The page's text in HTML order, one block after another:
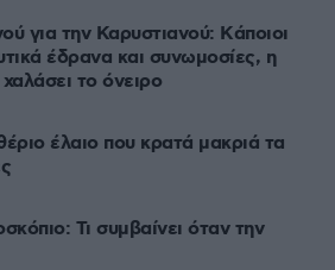
για την Καρυστιανού: Kάποιοι
έδρανα και συνωμοσίες, η
το όνειρο
έλαιο που κρατά μακριά τα
Τι συμβαίνει όταν την